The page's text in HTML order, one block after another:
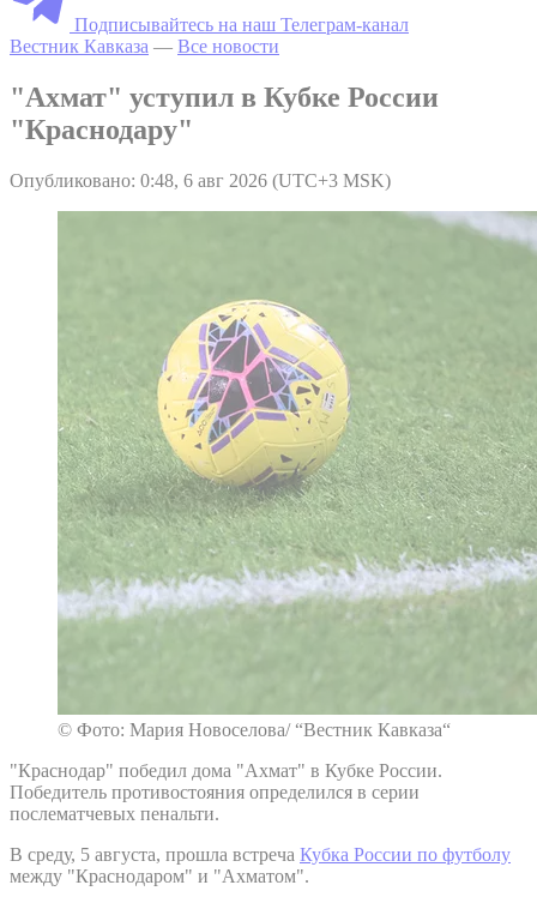
Подписывайтесь на наш Телеграм-канал
Вестник Кавказа — Все новости
"Ахмат" уступил в Кубке России
"Краснодару"
Опубликовано: 0:48, 6 авг 2026 (UTC+3 MSK)
© Фото: Мария Новоселова/ “Вестник Кавказа“
"Краснодар" победил дома "Ахмат" в Кубке России.
Победитель противостояния определился в серии
послематчевых пенальти.
В среду, 5 августа, прошла встреча Кубка России по футболу
между "Краснодаром" и "Ахматом".